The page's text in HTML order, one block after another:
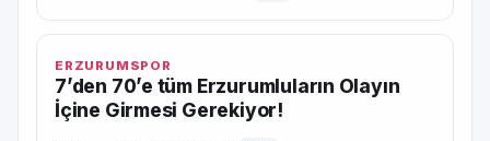
ERZURUMSPOR
7’den 70’e tüm Erzurumluların Olayın
İçine Girmesi Gerekiyor!